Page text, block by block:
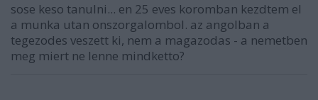
sose keso tanulni... en 25 eves koromban kezdtem el
a munka utan onszorgalombol. az angolban a
tegezodes veszett ki, nem a magazodas - a nemetben
meg miert ne lenne mindketto?